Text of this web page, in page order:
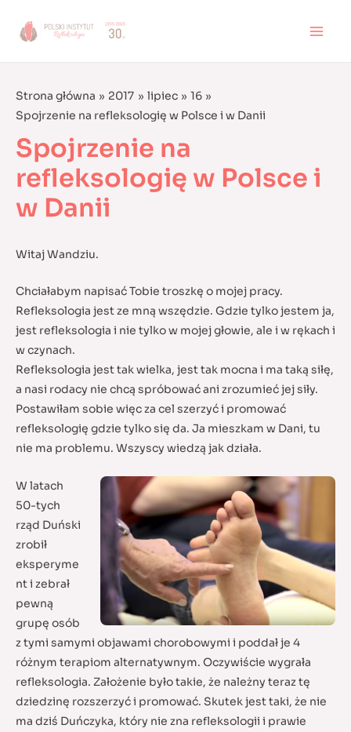
Strona główna 2017 lipiec
16
Spojrzenie na refleksologię w Polsce i w Danii
Spojrzenie na
refleksologię w Polsce i
w Danii
Witaj Wandziu.
Chciałabym napisać Tobie troszkę o mojej pracy.
Refleksologia jest ze mną wszędzie. Gdzie tylko jestem ja,
jest refleksologia i nie tylko w mojej głowie, ale i w rękach i
w czynach.
Refleksologia jest tak wielka, jest tak mocna i ma taką siłę,
a nasi rodacy nie chcą spróbować ani zrozumieć jej siły.
Postawiłam sobie więc za cel szerzyć i promować
refleksologię gdzie tylko się da. Ja mieszkam w Dani, tu
nie ma problemu. Wszyscy wiedzą jak działa.
W latach
50-tych
rząd Duński
zrobił
eksperyme
nt i zebrał
pewną
grupę osób
z tymi samymi objawami chorobowymi i poddał je 4
różnym terapiom alternatywnym. Oczywiście wygrała
refleksologia. Założenie było takie, że należny teraz tę
dziedzinę rozszerzyć i promować. Skutek jest taki, że nie
ma dziś Duńczyka, który nie zna refleksologii i prawie